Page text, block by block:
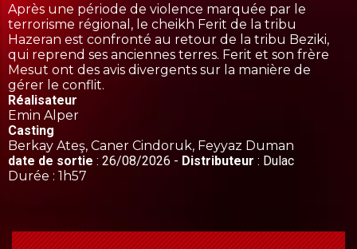
Après une période de violence marquée par le
terrorisme régional, le cheikh Ferit de la tribu
Hazeran est confronté au retour de la tribu Beziki,
qui reprend ses anciennes terres. Ferit et son frère
Mesut ont des avis divergents sur la manière de
gérer le conflit.
Réalisateur
Emin Alper
Casting
Berkay Ateş, Caner Cindoruk, Feyyaz Duman
date de sortie : 26/08/2026 - Distributeur : Dulac
Durée : 1h57